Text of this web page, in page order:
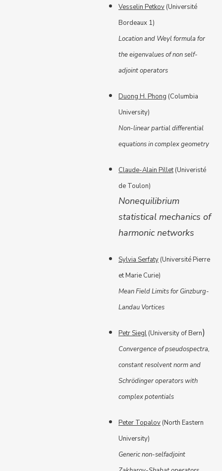
Vesselin Petkov (Université
Bordeaux 1)
Location and Weyl formula for
the eigenvalues of non self-
adjoint operators
Duong H. Phong (Columbia
University)
Non-linear partial differential
equations in complex geometry
Claude-Alain Pillet(Univeristé
de Toulon)
Nonequilibrium
statistical mechanics of
harmonic networks
Sylvia Serfaty (Université Pierre
et Marie Curie)
Mean Field Limits for Ginzburg-
Landau Vortices
Petr Siegl (University of Bern)
Convergence of pseudospectra,
constant resolvent norm and
Schrödinger operators with
complex potentials
Peter Topalov (North Eastern
University)
Generic non-selfadjoint